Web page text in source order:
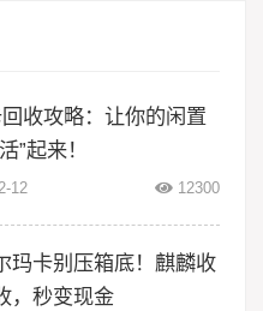
收攻略：让你的闲置
”起来！
12 12300
玛卡别压箱底！麒麟收
，秒变现金